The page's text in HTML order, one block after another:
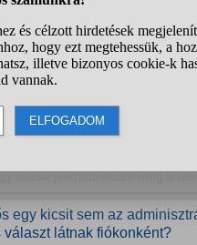
óta?
másik jelentős része meg a
egy kicsit sem az
látnak fiókonként?